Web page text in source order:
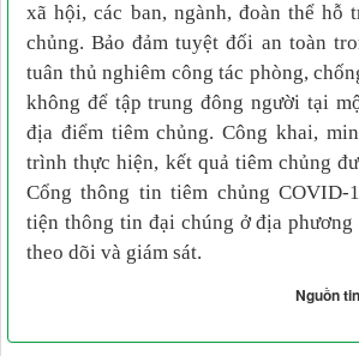
xã hội, các ban, ngành, đoàn thể hỗ
chủng. Bảo đảm tuyệt đối an toàn
tuân thủ nghiêm công tác phòng,
không để tập trung đông người tại
địa điểm tiêm chủng. Công khai,
trình thực hiện, kết quả tiêm chủng
Cổng thông tin tiêm chủng COVID-
tiện thông tin đại chúng ở địa phương
theo dõi và giám sát.
Nguồn